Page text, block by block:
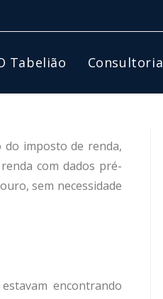
Tabelião Consultoria
do imposto de renda,
com dados pré-
sem necessidade
encontrando